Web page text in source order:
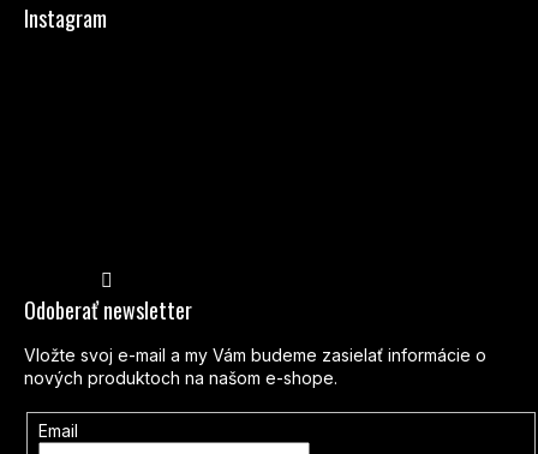
Instagram
Odoberať newsletter
Vložte svoj e-mail a my Vám budeme zasielať informácie o
nových produktoch na našom e-shope.
Email